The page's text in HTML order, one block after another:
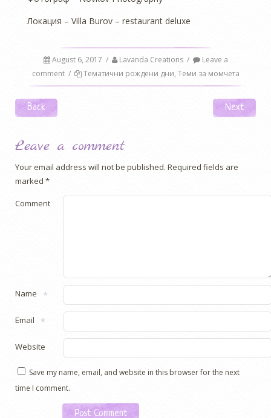
Локация – Villa Burov – restaurant deluxe
August 6, 2017 / Lavanda Creations /
Leave a
comment / Тематични рождени дни, Теми за момчета
Post navigation
Back Next
Leave a comment
Your email address will not be published. Required fields are
marked *
Comment
Name *
Email *
Website
Save my name, email, and website in this browser for the next
time I comment.